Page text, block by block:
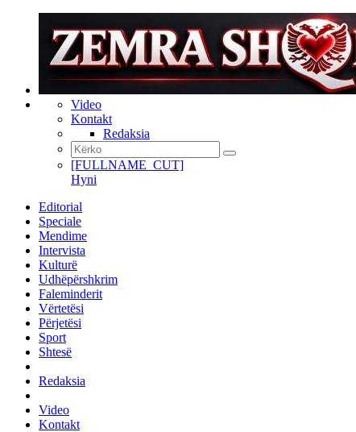
Video
Kontakt
Redaksia
[FULLNAME_CUT]
Hyni
Editorial
Speciale
Mendime
Intervista
Kulturë
Udhëpërshkrim
Faleminderit
Vërtetësi
Përjetësi
Sport
Shtesë
Redaksia
Video
Kontakt